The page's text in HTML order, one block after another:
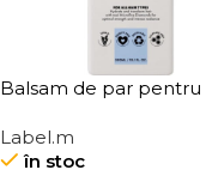
Balsam de par pentru
Label.m Diamond Dust
Nourishing Conditioner
Label.m
în stoc